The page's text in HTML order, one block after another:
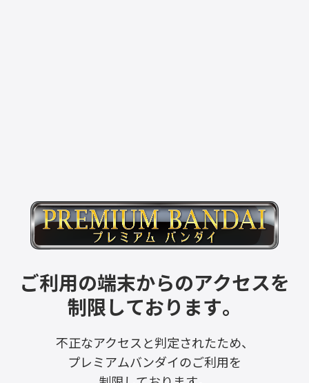
ご利用の端末からのアクセスを
制限しております。
不正なアクセスと判定されたため、
プレミアムバンダイのご利用を